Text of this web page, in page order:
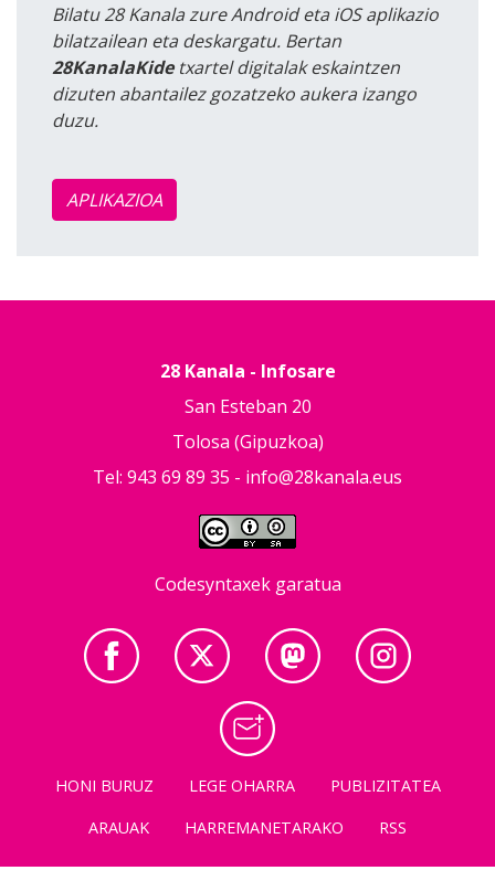
Bilatu 28 Kanala zure Android eta iOS aplikazio
bilatzailean eta deskargatu. Bertan
28KanalaKidetxartel digitalak eskaintzen
dizuten abantailez gozatzeko aukera izango
duzu.
APLIKAZIOA
28 Kanala - Infosare
San Esteban 20
Tolosa (Gipuzkoa)
Tel: 943 69 89 35 - info@28kanala.eus
Codesyntaxek garatua
HONI BURUZ LEGE OHARRA
PUBLIZITATEA
ARAUAK
HARREMANETARAKO RSS